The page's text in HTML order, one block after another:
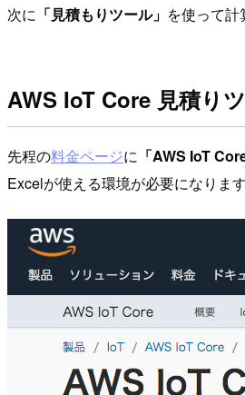
次に 「見積もりツール」 を使って計
AWS IoT Core 見積り
先程の料金ページに 「AWS IoT
Excelが使える環境が必要になります